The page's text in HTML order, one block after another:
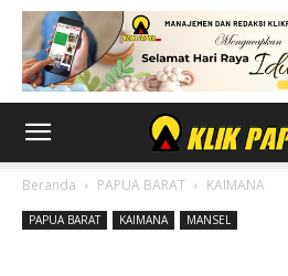
Beranda PAPUA BARAT KAIMANA
PAPUA BARAT KAIMANA MANSEL